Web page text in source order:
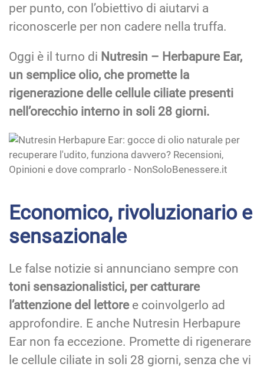
per punto, con l’obiettivo di aiutarvi a
riconoscerle per non cadere nella truffa.
Oggi è il turno di Nutresin – Herbapure Ear,
un semplice olio, che promette la
rigenerazione delle cellule ciliate presenti
nell’orecchio interno in soli 28 giorni.
Economico, rivoluzionario e
sensazionale
Le false notizie si annunciano sempre con
toni sensazionalistici, per catturare
l’attenzione del lettoree coinvolgerlo ad
approfondire. E anche Nutresin Herbapure
Ear non fa eccezione. Promette di rigenerare
le cellule ciliate in soli 28 giorni, senza che vi